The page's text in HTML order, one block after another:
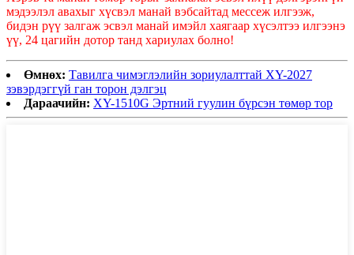
мэдээлэл авахыг хүсвэл манай вэбсайтад мессеж илгээж,
бидэн рүү залгаж эсвэл манай имэйл хаягаар хүсэлтээ илгээнэ
үү, 24 цагийн дотор танд хариулах болно!
Өмнөх: Тавилга чимэглэлийн зориулалттай XY-2027
зэвэрдэггүй ган торон дэлгэц
Дараачийн: XY-1510G Эртний гуулин бүрсэн төмөр тор